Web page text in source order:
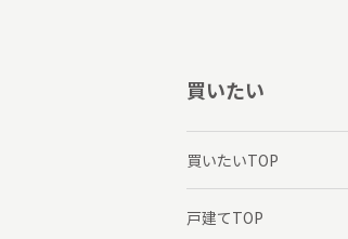
買いたい
買いたいTOP
戸建てTOP